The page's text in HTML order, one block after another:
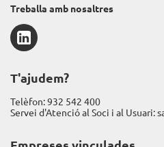
Treballa amb nosaltres
T'ajudem?
Telèfon:932 542 400
Servei d'Atenció al Soci i al Usuari: